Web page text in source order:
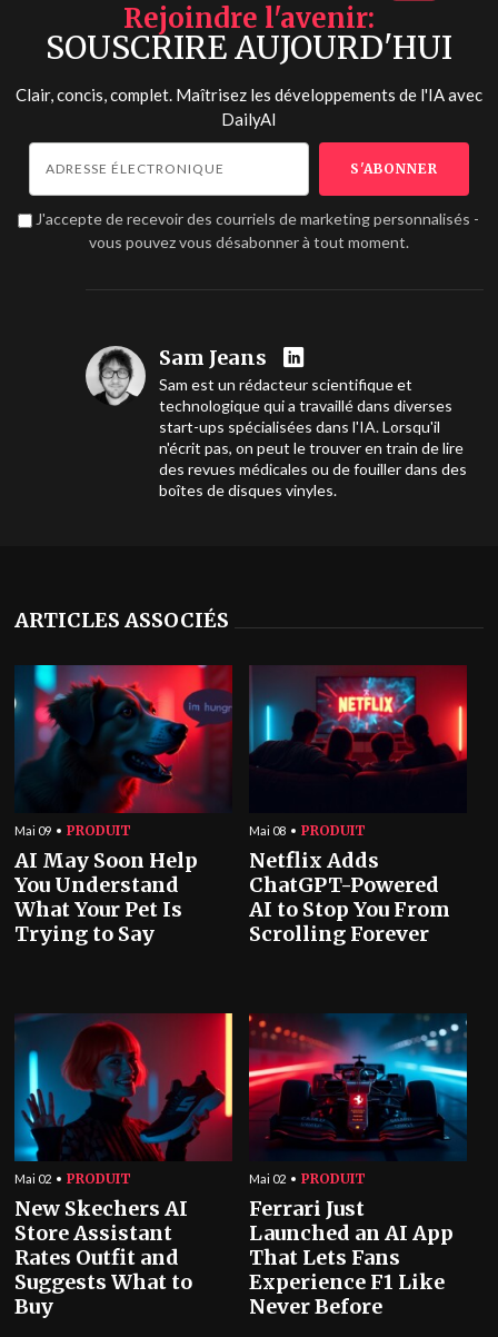
Rejoindre l'avenir
SOUSCRIRE AUJOURD'HUI
Clair, concis, complet. Maîtrisez les développements de l'IA avec
DailyAI
J'accepte de recevoir des courriels de marketing personnalisés -
vous pouvez vous désabonner à tout moment.
Sam Jeans
Sam est un rédacteur scientifique et
technologique qui a travaillé dans diverses
start-ups spécialisées dans l'IA. Lorsqu'il
n'écrit pas, on peut le trouver en train de lire
des revues médicales ou de fouiller dans des
boîtes de disques vinyles.
ARTICLES ASSOCIÉS
Mai 09 PRODUIT
AI May Soon Help
You Understand
What Your Pet Is
Trying to Say
Mai 08 PRODUIT
Netflix Adds
ChatGPT-Powered
AI to Stop You From
Scrolling Forever
Mai 02 PRODUIT
New Skechers AI
Store Assistant
Rates Outfit and
Suggests What to
Buy
Mai 02 PRODUIT
Ferrari Just
Launched an AI App
That Lets Fans
Experience F1 Like
Never Before